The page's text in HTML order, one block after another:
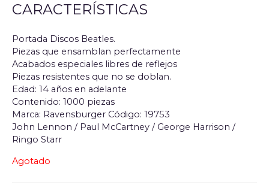
CARACTERÍSTICAS
Portada Discos Beatles.
Piezas que ensamblan perfectamente
Acabados especiales libres de reflejos
Piezas resistentes que no se doblan.
Edad: 14 años en adelante
Contenido: 1000 piezas
Marca: Ravensburger Código: 19753
John Lennon / Paul McCartney / George Harrison /
Ringo Starr
Agotado